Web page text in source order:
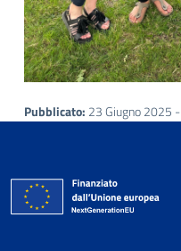
Pubblicato: 23 Giugno 2025 -